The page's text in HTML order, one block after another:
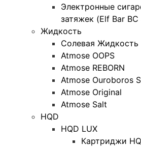
Электронные
затяжек (Elf Bar
Жидкость
Солевая Жидкость
Atmose OOPS
Atmose REBORN
Atmose Ouroboros
Atmose Original
Atmose Salt
HQD
HQD LUX
Картриджи